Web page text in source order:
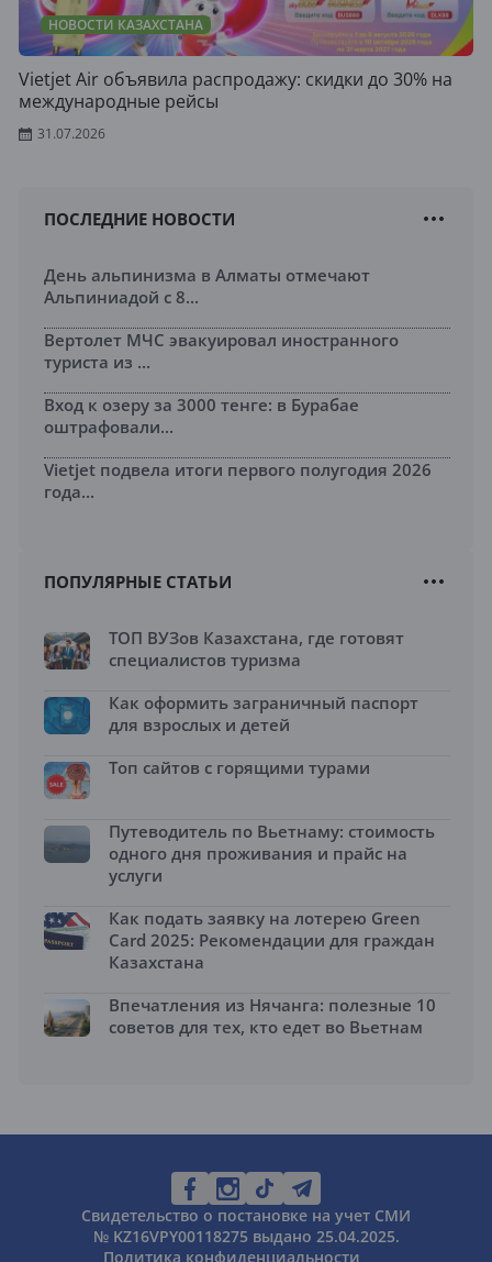
НОВОСТИ КАЗАХСТАНА
Vietjet Air объявила распродажу: скидки до 30% на
международные рейсы
31.07.2026
ПОСЛЕДНИЕ НОВОСТИ
День альпинизма в Алматы отмечают
Альпиниадой с 8...
Вертолет МЧС эвакуировал иностранного
туриста из ...
Вход к озеру за 3000 тенге: в Бурабае
оштрафовали...
Vietjet подвела итоги первого полугодия 2026
года...
ПОПУЛЯРНЫЕ СТАТЬИ
ТОП ВУЗов Казахстана, где готовят
специалистов туризма
Как оформить заграничный паспорт
для взрослых и детей
Топ сайтов с горящими турами
Путеводитель по Вьетнаму: стоимость
одного дня проживания и прайс на
услуги
Как подать заявку на лотерею Green
Card 2025: Рекомендации для граждан
Казахстана
Впечатления из Нячанга: полезные 10
советов для тех, кто едет во Вьетнам
Свидетельство о постановке на учет СМИ
№ KZ16VPY00118275 выдано 25.04.2025.
Политика конфиденциальности